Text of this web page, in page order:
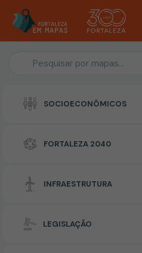
SOCIOECONÔMICOS
FORTALEZA 2040
INFRAESTRUTURA
LEGISLAÇÃO
Personalização do
Zonas Especiais de